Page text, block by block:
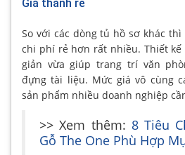
Giá thành rẻ
So với các dòng tủ hồ sơ khác
chi phí rẻ hơn rất nhiều. Thiết kế
giản vừa giúp trang trí văn
đựng tài liệu. Mức giá vô cùng
sản phẩm nhiều doanh nghiệp
>> Xem thêm: 8 Tiêu
Gỗ The One Phù Hợp